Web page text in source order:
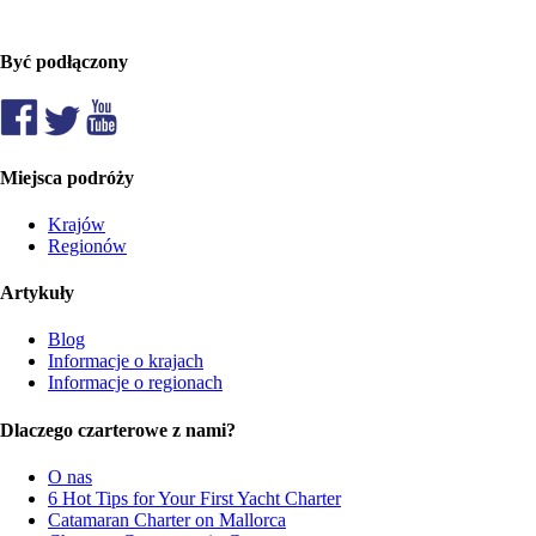
Być podłączony
Miejsca podróży
Krajów
Regionów
Artykuły
Blog
Informacje o krajach
Informacje o regionach
Dlaczego czarterowe z nami?
O nas
6 Hot Tips for Your First Yacht Charter
Catamaran Charter on Mallorca